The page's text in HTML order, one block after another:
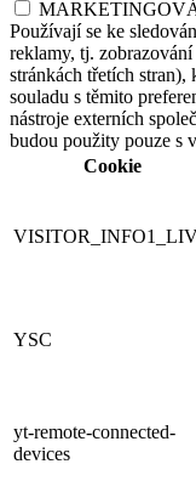
Používají se ke
reklamy, tj.
stránkách třetích
souladu s těmito
nástroje externích
budou použity pouze s
Cookie
YSC
yt-remote-connected-
devices